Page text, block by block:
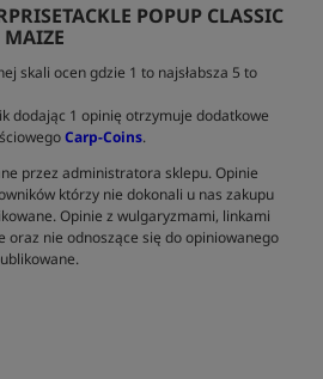
POPUP CLASSIC
MAIZE
skali ocen gdzie 1 to najsłabsza 5 to
dodając 1 opinię otrzymuje dodatkowe
Carp-Coins.
przez administratora sklepu. Opinie
którzy nie dokonali u nas zakupu
Opinie z wulgaryzmami, linkami
oraz nie odnoszące się do opiniowanego